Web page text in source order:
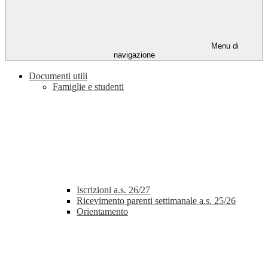
Menu di
navigazione
Documenti utili
Famiglie e studenti
Iscrizioni a.s. 26/27
Ricevimento parenti settimanale a.s. 25/26
Orientamento